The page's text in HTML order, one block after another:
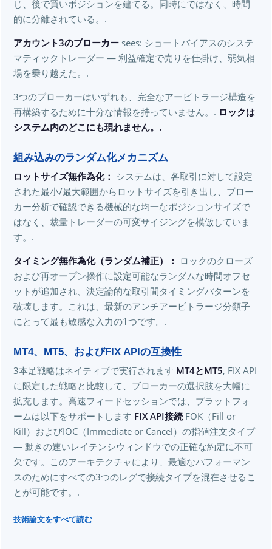
じ、後で買いポジションを建てる。同時にではなく、時間
的に分離されている。.
アカウント3のブローカー sees: ショートバイアスのシステ
マティックトレーダー — 利益確定で売りを仕掛け、弱気相
場を乗り越えた。.
3つのブローカーはいずれも、完全なアービトラージ構造を
再構築するために十分な情報を持っていません。. ロックは
システム内のどこにも現れません。.
組み込みのランダム化メカニズム
ロットサイズ無作為化： システムは、各取引に対して設定
された最小/最大範囲からロットサイズを引き出し、ブロー
カー分析で確認できる機械的な均一なポジションサイズで
はなく、裁量トレーダーの可変サイジングを模倣していま
す。.
タイミング無作為化（ランダム補正）： ロックのクローズ
および再オープン操作に設定可能なランダムな時間オフセ
ットが追加され、決定論的な取引間タイミングパターンを
破壊します。これは、最新のアンチアービトラージ分類子
にとって最も敏感な入力の1つです。.
MT4、MT5、およびFIX APIの互換性
3本足戦略はネイティブで実行されます MT4とMT5, FIX API
に限定した戦略と比較して、ブローカーの選択肢を大幅に
拡充します。高速フィードセッションでは、プラットフォ
ームは以下をサポートします FIX API接続 FOK（Fill or
Kill）およびIOC（Immediate or Cancel）の指値注文タイプ
— 動きの速いレイテンシウィンドウでの正確な約定に不可
欠です。このアーキテクチャにより、最適なパフォーマン
スのためにすべての3つのレグで接続タイプを混在させるこ
とが可能です。.
技術論文をすべて読む